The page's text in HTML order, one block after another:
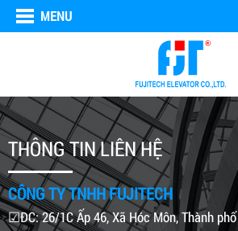
MENU
THÔNG TIN LIÊN HỆ
CÔNG TY TNHH FUJITECH
☑ĐC: 26/1C Ấp 46, Xã Hóc Môn, Thành